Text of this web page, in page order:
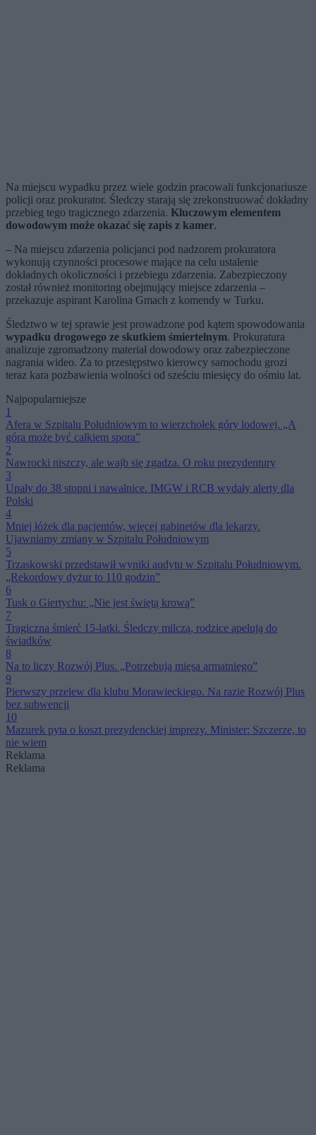
Na miejscu wypadku przez wiele godzin pracowali funkcjonariusze
policji oraz prokurator. Śledczy starają się zrekonstruować dokładny
przebieg tego tragicznego zdarzenia. Kluczowym elementem
dowodowym może okazać się zapis z kamer.
– Na miejscu zdarzenia policjanci pod nadzorem prokuratora
wykonują czynności procesowe mające na celu ustalenie
dokładnych okoliczności i przebiegu zdarzenia. Zabezpieczony
został również monitoring obejmujący miejsce zdarzenia –
przekazuje aspirant Karolina Gmach z komendy w Turku.
Śledztwo w tej sprawie jest prowadzone pod kątem spowodowania
wypadku drogowego ze skutkiem śmiertelnym. Prokuratura
analizuje zgromadzony materiał dowodowy oraz zabezpieczone
nagrania wideo. Za to przestępstwo kierowcy samochodu grozi
teraz kara pozbawienia wolności od sześciu miesięcy do ośmiu lat.
Najpopularniejsze
1
Afera w Szpitalu Południowym to wierzchołek góry lodowej. „A
góra może być całkiem spora”
2
Nawrocki niszczy, ale wajb się zgadza. O roku prezydentury
3
Upały do 38 stopni i nawałnice. IMGW i RCB wydały alerty dla
Polski
4
Mniej łóżek dla pacjentów, więcej gabinetów dla lekarzy.
Ujawniamy zmiany w Szpitalu Południowym
5
Trzaskowski przedstawił wyniki audytu w Szpitalu Południowym.
„Rekordowy dyżur to 110 godzin”
6
Tusk o Giertychu: „Nie jest świętą krową”
7
Tragiczna śmierć 15-latki. Śledczy milczą, rodzice apelują do
świadków
8
Na to liczy Rozwój Plus. „Potrzebują mięsa armatniego”
9
Pierwszy przelew dla klubu Morawieckiego. Na razie Rozwój Plus
bez subwencji
10
Mazurek pyta o koszt prezydenckiej imprezy. Minister: Szczerze, to
nie wiem
Reklama
Reklama